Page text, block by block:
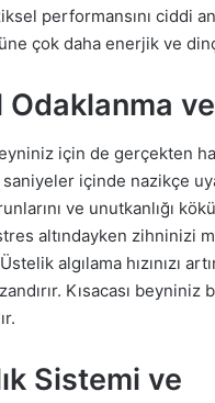
performansını ciddi
çok daha enerjik ve
ve
için de gerçekten
içinde nazikçe
ve unutkanlığı
altındayken zihninizi
algılama hızınızı
Kısacası beyniniz
Sistemi ve